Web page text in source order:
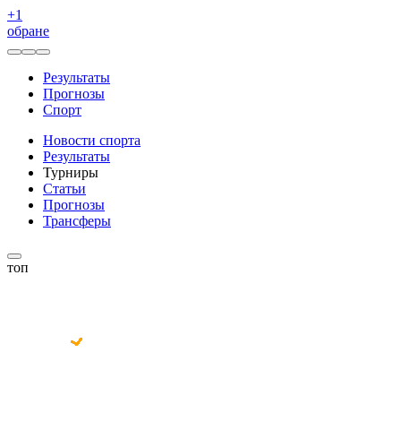
+1
обране
Результаты
Прогнозы
Спорт
Новости спорта
Результаты
Турниры
Статьи
Прогнозы
Трансферы
топ